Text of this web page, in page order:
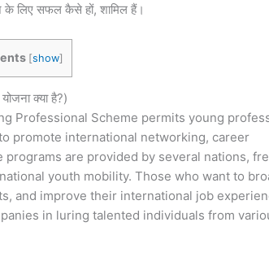
के लिए सफल कैसे हों, शामिल हैं।
[show]
क्या है?)
Professional Scheme permits young
promote international networking, career
are provided by several nations,
youth mobility. Those who want to
and improve their international job
in luring talented individuals from